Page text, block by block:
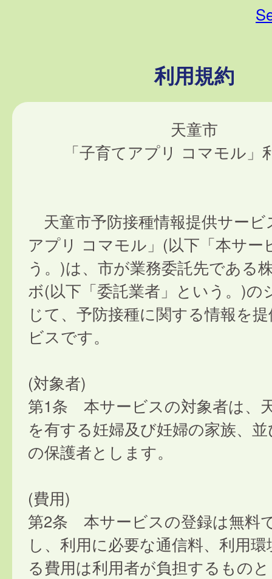
利用規約
天童市
「子育てアプリ コマモル」
天童市予防接種情報提供サービ
アプリ コマモル」(以下「本サー
う。)は、市が業務委託先である
ボ(以下「委託業者」という。)の
じて、予防接種に関する情報を
ビスです。
(対象者)
第1条 本サービスの対象者は、
を有する妊婦及び妊婦の家族、
の保護者とします。
(費用)
第2条 本サービスの登録は無料
し、利用に必要な通信料、利用
る費用は利用者が負担するもの